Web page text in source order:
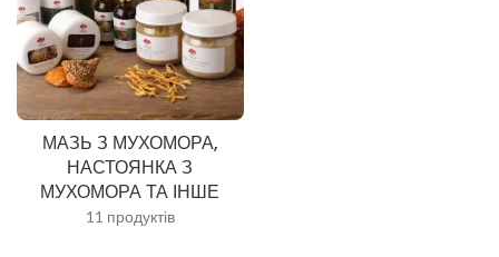
МАЗЬ З МУХОМОРА,
НАСТОЯНКА З
МУХОМОРА ТА ІНШЕ
11 продуктів